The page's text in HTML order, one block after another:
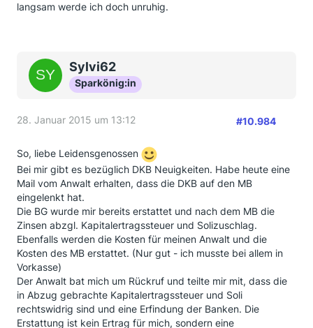
langsam werde ich doch unruhig.
Sylvi62
Sparkönig:in
28. Januar 2015 um 13:12 #10.984
So, liebe Leidensgenossen
Bei mir gibt es bezüglich DKB Neuigkeiten. Habe heute eine
Mail vom Anwalt erhalten, dass die DKB auf den MB
eingelenkt hat.
Die BG wurde mir bereits erstattet und nach dem MB die
Zinsen abzgl. Kapitalertragssteuer und Solizuschlag.
Ebenfalls werden die Kosten für meinen Anwalt und die
Kosten des MB erstattet. (Nur gut - ich musste bei allem in
Vorkasse)
Der Anwalt bat mich um Rückruf und teilte mir mit, dass die
in Abzug gebrachte Kapitalertragssteuer und Soli
rechtswidrig sind und eine Erfindung der Banken. Die
Erstattung ist kein Ertrag für mich, sondern eine